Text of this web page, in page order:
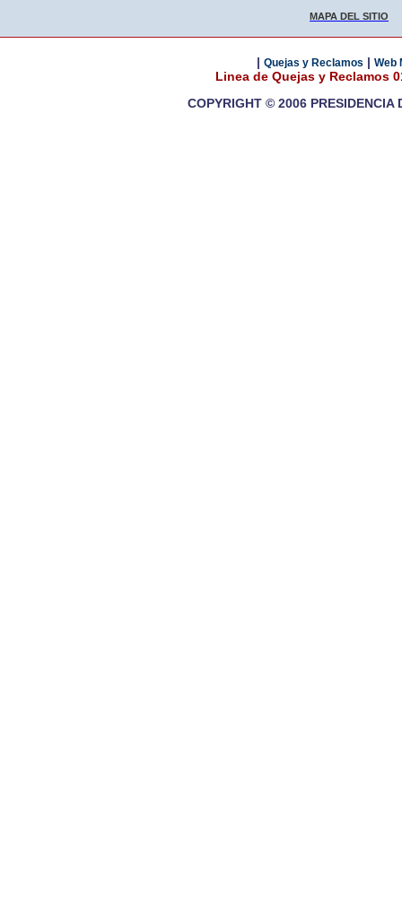
MAPA DEL SITIO
| Quejas y Reclamos | Web
Linea de Quejas y Reclamos
COPYRIGHT © 2006 PRESIDENCIA